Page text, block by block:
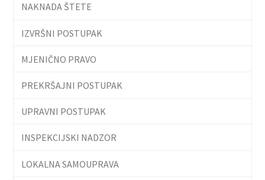
NAKNADA ŠTETE
IZVRŠNI POSTUPAK
MJENIČNO PRAVO
PREKRŠAJNI POSTUPAK
UPRAVNI POSTUPAK
INSPEKCIJSKI NADZOR
LOKALNA SAMOUPRAVA